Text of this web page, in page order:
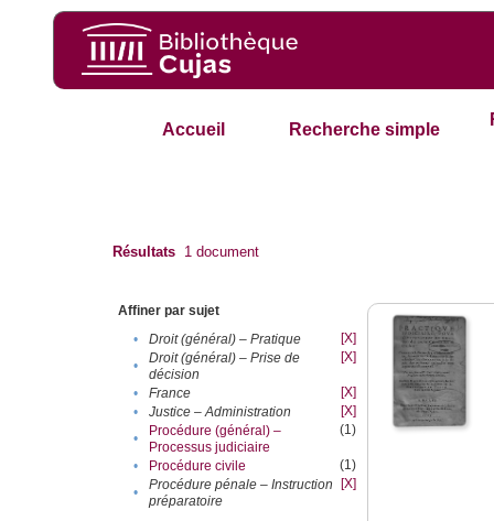
Accueil Recherche simple
Résultats 1 document
Affiner par sujet
•
Droit (général) – Pratique
[X]
•
Droit (général) – Prise de
décision
[X]
• France
[X]
•
Justice – Administration
[X]
•
Procédure (général) –
Processus judiciaire
(1)
• Procédure civile
(1)
•
Procédure pénale – Instruction
préparatoire
[X]